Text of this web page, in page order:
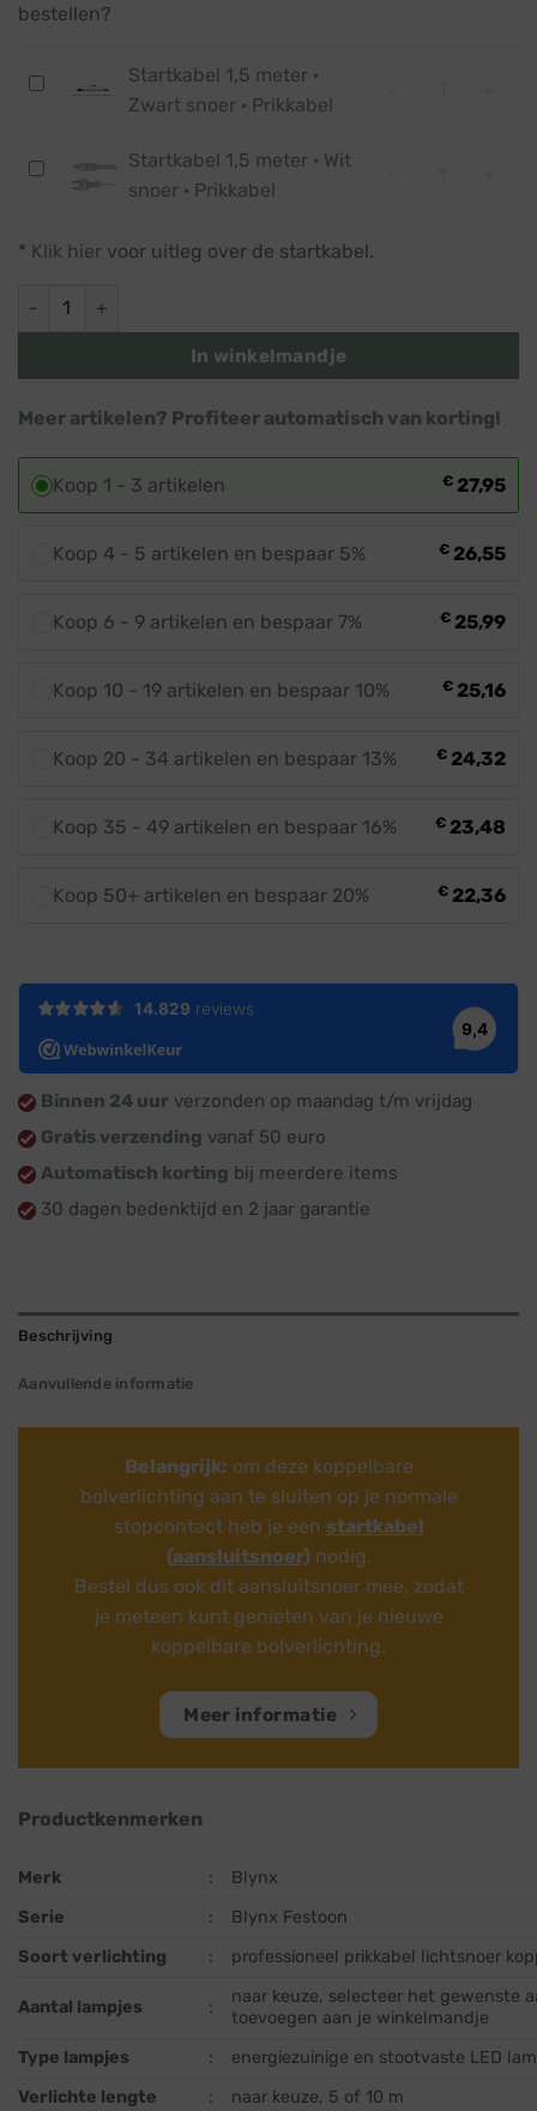
bestellen?
Startkabel
·
Zwart
·
Startkabel 1,5 meter ·
Zwart snoer · Prikkabel
Startkabel
·
snoer
·
Startkabel 1,5 meter · Wit
snoer · Prikkabel
* Klik hier voor uitleg over de startkabel.
Prikkabel · Lichtsnoer · Koppelbaar · Lampen: Modern warm
In winkelmandje
Meer artikelen? Profiteer automatisch van korting!
Koop 1 - 3 artikelen € 27,95
Koop 4 - 5 artikelen en bespaar 5% € 26,55
Koop 6 - 9 artikelen en bespaar 7% € 25,99
Koop 10 - 19 artikelen en bespaar 10% € 25,16
Koop 20 - 34 artikelen en bespaar 13% € 24,32
Koop 35 - 49 artikelen en bespaar 16% € 23,48
Koop 50+ artikelen en bespaar 20% € 22,36
Binnen 24 uur verzonden op maandag t/m vrijdag
Gratis verzending vanaf 50 euro
Automatisch korting bij meerdere items
30 dagen bedenktijd en 2 jaar garantie
Beschrijving
Aanvullende informatie
Belangrijk: om deze koppelbare
bolverlichting aan te sluiten op je normale
stopcontact heb je een startkabel
(aansluitsnoer)nodig.
Bestel dus ook dit aansluitsnoer mee, zodat
je meteen kunt genieten van je nieuwe
koppelbare bolverlichting.
Meer informatie
Productkenmerken
Merk :
Blynx
Serie
:
Blynx Festoon
Soort verlichting
: professioneel prikkabel lichtsnoer
Aantal lampjes :
naar keuze, selecteer het gewenste
toevoegen aan je winkelmandje
Type lampjes
:
energiezuinige en stootvaste LED
Verlichte lengte
: naar keuze, 5 of 10 m